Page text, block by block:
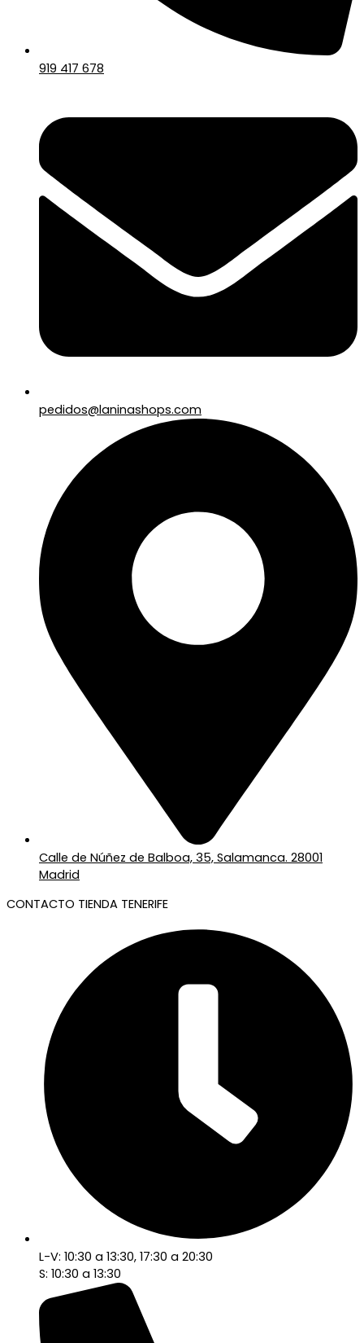
919 417 678
pedidos@laninashops.com
Calle de Núñez de Balboa, 35, Salamanca. 28001
Madrid
CONTACTO TIENDA TENERIFE
L-V: 10:30 a 13:30, 17:30 a 20:30
S: 10:30 a 13:30